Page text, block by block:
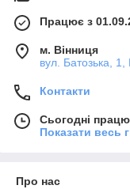
Працює з
м. Вінниця
вул. Батозька, 1,
Контакти
Сьогодні
Показати весь
Про нас